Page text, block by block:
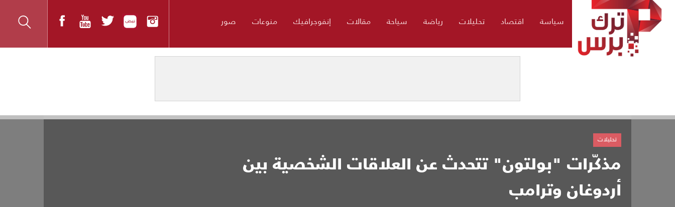
سياسة اقتصاد تحليلات رياضة سياحة مقالات إنفوجرافيك منوعات صور
مذكّرات "بولتون" تتحدث عن العلاقات الشخصية بين
أردوغان وترامب
تحليلات